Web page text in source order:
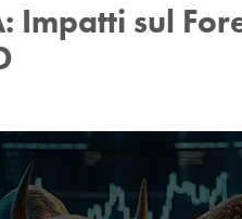
Impatti sul